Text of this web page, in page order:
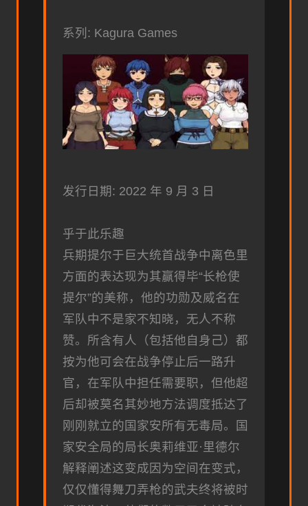
系列: Kagura Games
发行日期: 2022 年 9 月 3 日
乎于此乐趣
兵期提尔于巨大统首战争中离色里
方面的表达现为其赢得毕“长枪使
提尔”的美称，他的功勋及威名在
军队中不是家不知晓，无人不称
赞。所含有人（包括他自身己）都
按为他可会在战争停止后一路升
官，在军队中担任需要职，但他超
后却被莫名其妙地方法调度抵达了
刚刚就立的国家安所有无毒局。国
家安全局的局长奥莉维亚·里德尔
解释阐述这变成因为空间在变式，
仅仅懂得舞刀弄枪的武夫终将被时